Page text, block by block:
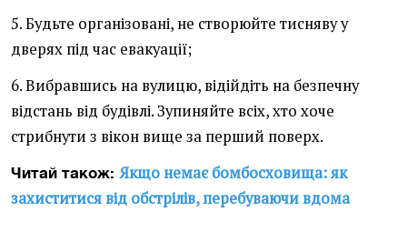
5. Будьте організовані, не створюйте тисняву у
дверях під час евакуації;
6. Вибравшись на вулицю, відійдіть на безпечну
відстань від будівлі. Зупиняйте всіх, хто хоче
стрибнути з вікон вище за перший поверх.
Читай також: Якщо немає бомбосховища: як
захиститися від обстрілів, перебуваючи вдома